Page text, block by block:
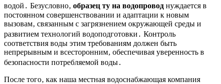
водой․ Безусловно‚ образец ту на водопровод нуждается в
постоянном совершенствовании и адаптации к новым
вызовам‚ связанным с загрязнением окружающей среды и
развитием технологий водоподготовки․ Контроль
соответствия воды этим требованиям должен быть
непрерывным и всесторонним‚ обеспечивая уверенность в
безопасности потребляемой воды․
После того‚ как наша местная водоснабжающая компания